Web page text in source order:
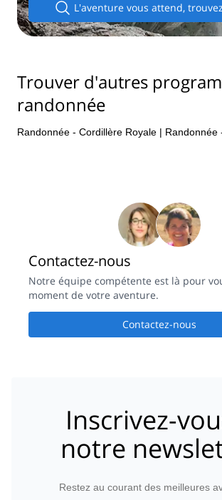
L'aventure vous attend,
Trouver d'autres
randonnée
Randonnée - Cordillère Royale | Randonnée
Contactez-nous
Notre équipe compétente est là pour
moment de votre aventure.
Contactez-nous
Inscrivez-
notre
Restez au courant des meilleures